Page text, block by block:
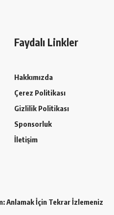
Faydalı Linkler
Hakkımızda
Çerez Politikası
Gizlilik Politikası
Sponsorluk
İletişim
Anlamak İçin Tekrar İzlemeniz